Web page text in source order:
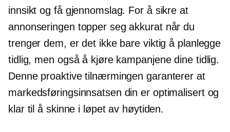
innsikt og få gjennomslag. For å sikre at
annonseringen topper seg akkurat når du
trenger dem, er det ikke bare viktig å planlegge
tidlig, men også å kjøre kampanjene dine tidlig.
Denne proaktive tilnærmingen garanterer at
markedsføringsinnsatsen din er optimalisert og
klar til å skinne i løpet av høytiden.